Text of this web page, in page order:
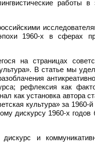
работы в
1960-х в сферах
на страницах
В статье мы
рефлексия как
как установка автора
культура» за 1960-й
дискурсу 1960-х
и